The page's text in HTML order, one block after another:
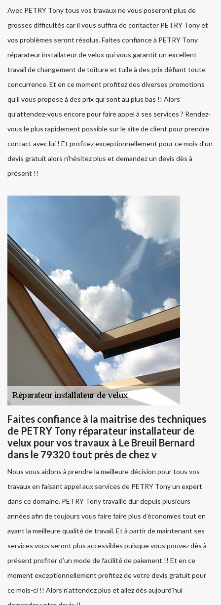
Avec PETRY Tony tous vos travaux ne vous poseront plus de
grosses difficultés car il vous suffira de contacter PETRY Tony et
vos problèmes seront résolus. Faites confiance à PETRY Tony
réparateur installateur de velux qui vous garantit un excellent
travail de changement de toiture et tuile à des prix défiant toute
concurrence. Et en ce moment profitez des diverses promotions
qu’il vous propose à des prix qui sont au plus bas !! Alors
qu’attendez-vous encore pour faire appel à ses services ? Rendez-
vous le plus rapidement possible sur le site de client pour prendre
contact avec lui ! Et profitez exceptionnellement pour ce mois d’un
devis gratuit alors n’hésitez plus et demandez un devis dès à
présent !!
Faites confiance à la maitrise des techniques
de PETRY Tony réparateur installateur de
velux pour vos travaux à Le Breuil Bernard
dans le 79320 tout près de chez v
Nous vous aidons à prendre la meilleure décision pour tous vos
travaux en faisant appel aux services de PETRY Tony un expert
dans ce domaine. PETRY Tony travaille dur depuis plusieurs
années afin de toujours vous faire faire plus d’économies tout en
ayant la meilleure qualité de travail. Et à partir de maintenant ses
services vous seront plus accessibles puisque vous pouvez dès à
présent profiter d’un mode de facilité de paiement !! Et en ce
moment exceptionnellement profitez de votre devis gratuit pour
ce mois-ci !! Alors n’attendez plus et allez dès aujourd’hui